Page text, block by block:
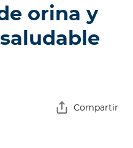
orina y
Compartir